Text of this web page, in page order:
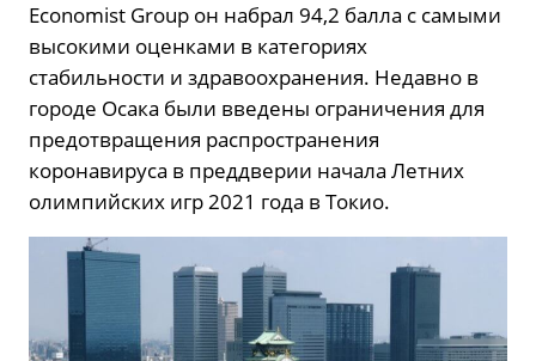
Economist Group он набрал 94,2 балла с самыми
высокими оценками в категориях
стабильности и здравоохранения. Недавно в
городе Осака были введены ограничения для
предотвращения распространения
коронавируса в преддверии начала Летних
олимпийских игр 2021 года в Токио.